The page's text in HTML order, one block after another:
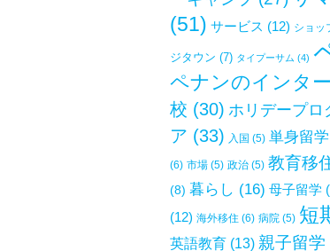
(51) サービス (12) ショッ
ジタウン (7) タイプーサム (4)
ペナンのインター
校 (30) ホリデープロ
ア (33) 入国 (5) 単身留学
(6) 市場 (5) 政治 (5) 教育移
(8) 暮らし (16) 母子留学
(12) 海外移住 (6) 病院 (5) 短
英語教育 (13) 親子留学